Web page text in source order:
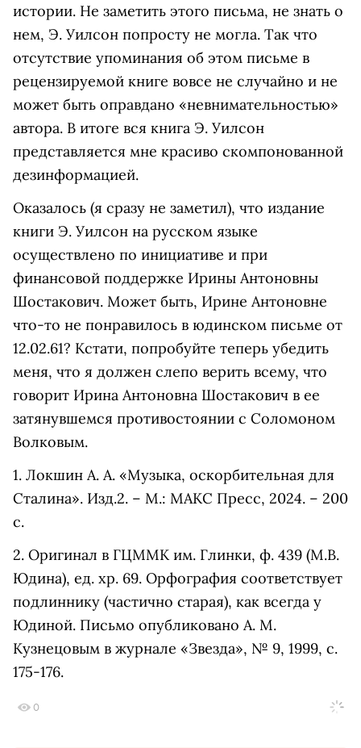
истории. Не заметить этого письма, не знать о
нем, Э. Уилсон попросту не могла. Так что
отсутствие упоминания об этом письме в
рецензируемой книге вовсе не случайно и не
может быть оправдано «невнимательностью»
автора. В итоге вся книга Э. Уилсон
представляется мне красиво скомпонованной
дезинформацией.
Оказалось (я сразу не заметил), что издание
книги Э. Уилсон на русском языке
осуществлено по инициативе и при
финансовой поддержке Ирины Антоновны
Шостакович. Может быть, Ирине Антоновне
что-то не понравилось в юдинском письме от
12.02.61? Кстати, попробуйте теперь убедить
меня, что я должен слепо верить всему, что
говорит Ирина Антоновна Шостакович в ее
затянувшемся противостоянии с Соломоном
Волковым.
1. Локшин А. А. «Музыка, оскорбительная для
Сталина». Изд.2. – М.: МАКС Пресс, 2024. – 200
с.
2. Оригинал в ГЦММК им. Глинки, ф. 439 (М.В.
Юдина), ед. хр. 69. Орфография соответствует
подлиннику (частично старая), как всегда у
Юдиной. Письмо опубликовано А. М.
Кузнецовым в журнале «Звезда», № 9, 1999, с.
175-176.
0